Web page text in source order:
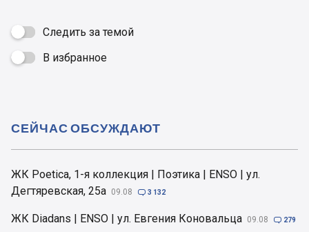
Следить за темой
 В избранное
ЖК Poetica, 1-я коллекция | Поэтика | ENSO | ул.
Дегтяревская, 25а 09.08  3 132
ЖК Diadans | ENSO | ул. Евгения Коновальца 09.08  279
СЕЙЧАС ОБСУЖДАЮТ